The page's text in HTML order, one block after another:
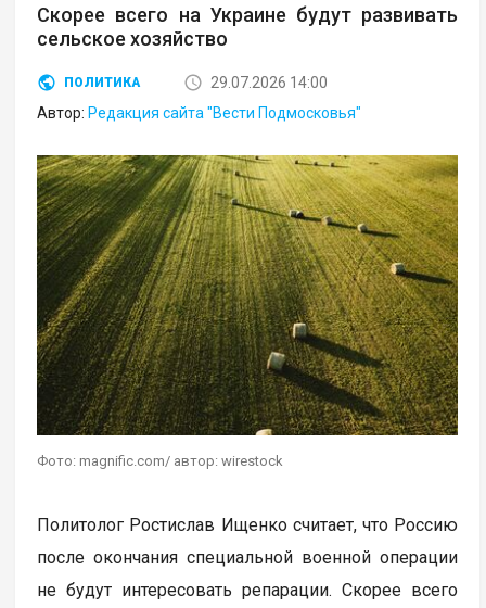
Скорее всего на Украине будут развивать
сельское хозяйство
ПОЛИТИКА
29.07.2026 14:00
Автор: Редакция сайта "Вести Подмосковья"
Фото: magnific.com/ автор: wirestock
Политолог Ростислав Ищенко считает, что Россию
после окончания специальной военной операции
не будут интересовать репарации. Скорее всего